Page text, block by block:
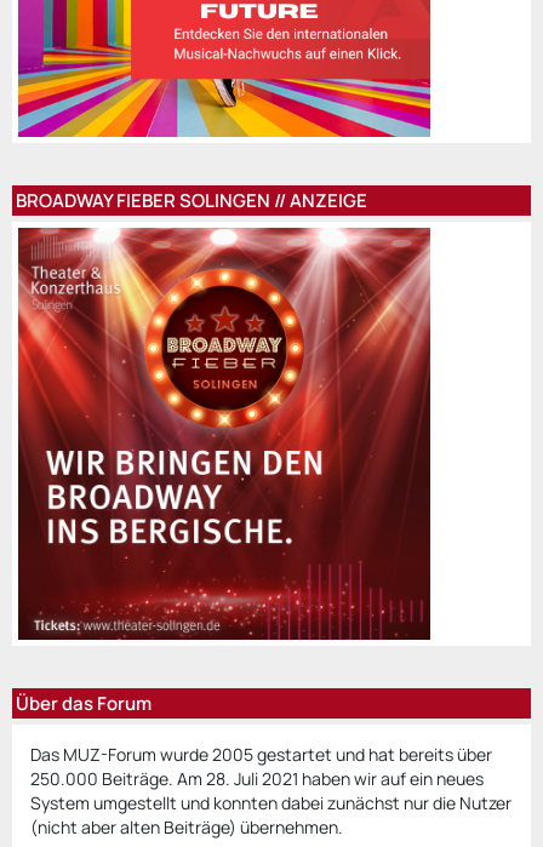
BROADWAY FIEBER SOLINGEN // ANZEIGE
Über das Forum
Das MUZ-Forum wurde 2005 gestartet und hat bereits über
250.000 Beiträge. Am 28. Juli 2021 haben wir auf ein neues
System umgestellt und konnten dabei zunächst nur die Nutzer
(nicht aber alten Beiträge) übernehmen.